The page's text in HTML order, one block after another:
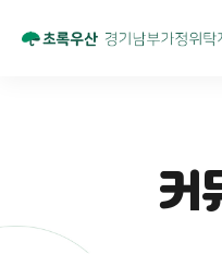
커